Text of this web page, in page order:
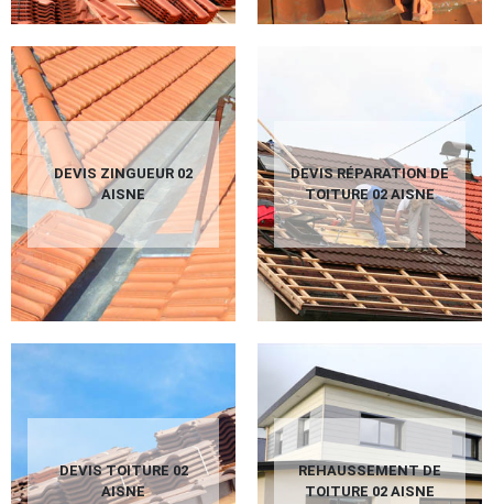
DEVIS ZINGUEUR 02
AISNE
DEVIS RÉPARATION DE
TOITURE 02 AISNE
DEVIS TOITURE 02
AISNE
REHAUSSEMENT DE
TOITURE 02 AISNE